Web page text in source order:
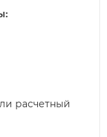
расчетный